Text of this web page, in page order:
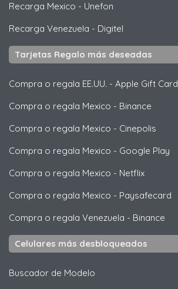
Recarga Mexico - Unefon
Recarga Venezuela - Digitel
Tarjetas Regalo más deseadas
Compra o regala EE.UU. - Apple Gift Card
Compra o regala Mexico - Binance
Compra o regala Mexico - Cinepolis
Compra o regala Mexico - Google Play
Compra o regala Mexico - Netflix
Compra o regala Mexico - Paysafecard
Compra o regala Venezuela - Binance
Celulares más desbloqueados
Buscador de Modelo